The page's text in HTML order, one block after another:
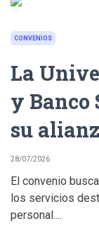
CONVENIOS
La
y Banco
su
28/07/2026
El convenio
los servicios
personal....